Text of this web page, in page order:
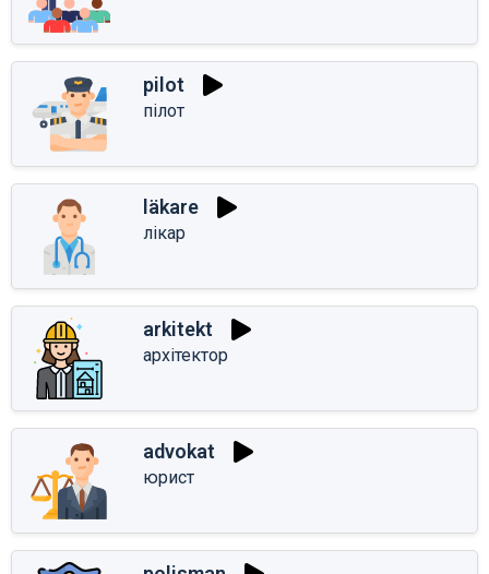
pilot
пілот
läkare
лікар
arkitekt
архітектор
advokat
юрист